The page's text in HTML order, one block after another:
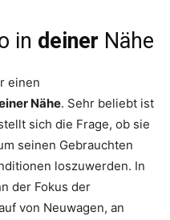
in deiner Nähe
einen
Nähe. Sehr beliebt ist
sich die Frage, ob sie
seinen Gebrauchten
loszuwerden. In
der Fokus der
von Neuwagen, an